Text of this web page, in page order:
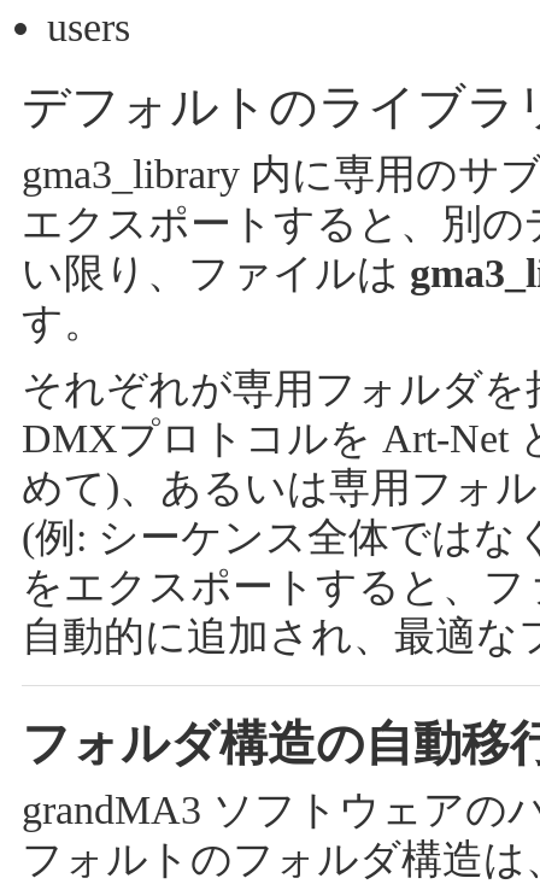
users
デフォルトのライブラ
gma3_library 内に専用のサ
エクスポートすると、別
い限り、ファイルは
す。
それぞれが専用フォルダ
DMXプロトコルを Art-Net
めて)、あるいは専用フォ
(例: シーケンス全体ではな
をエクスポートすると、
自動的に追加され、最適
フォルダ構造の自動移
grandMA3 ソフトウェアの
フォルトのフォルダ構造